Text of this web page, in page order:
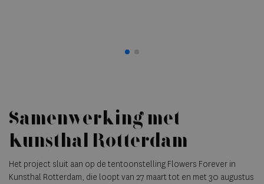
Samenwerking met
Kunsthal Rotterdam
Het project sluit aan op de tentoonstelling Flowers Forever in
Kunsthal Rotterdam, die loopt van 27 maart tot en met 30 augustus